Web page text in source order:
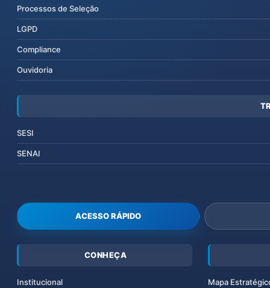
Processos de Seleção
LGPD
Compliance
Ouvidoria
SESI
SENAI
ACESSO RÁPIDO
CONHEÇA
Institucional Mapa